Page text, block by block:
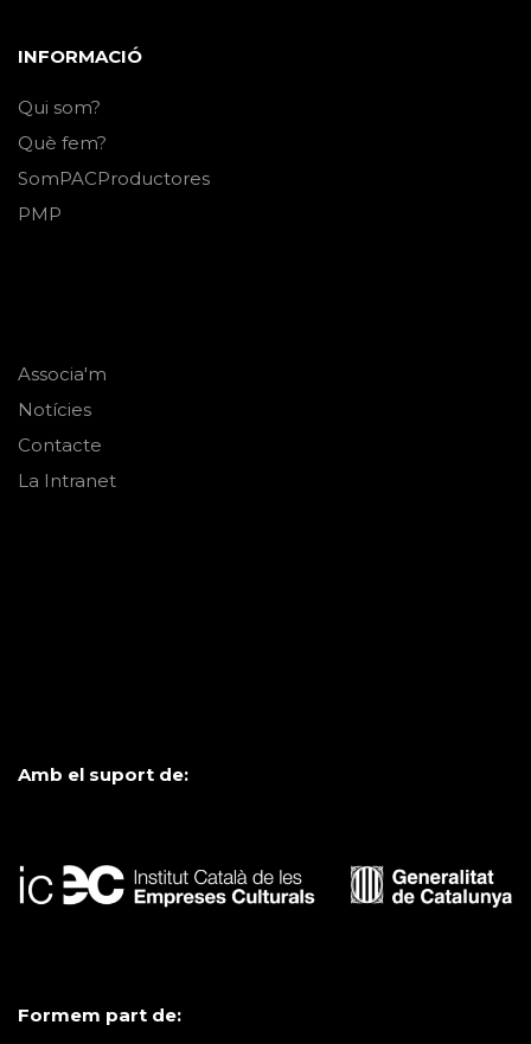
INFORMACIÓ
Qui som?
Què fem?
SomPACProductores
PMP
Associa'm
Notícies
Contacte
La Intranet
Amb el suport de:
Formem part de: